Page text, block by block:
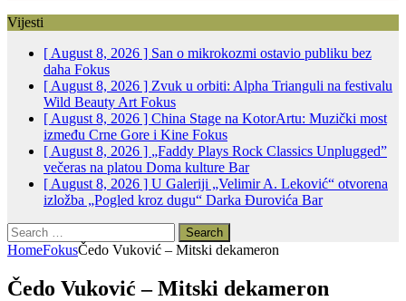
Vijesti
[ August 8, 2026 ] San o mikrokozmi ostavio publiku bez
daha Fokus
[ August 8, 2026 ] Zvuk u orbiti: Alpha Trianguli na festivalu
Wild Beauty Art Fokus
[ August 8, 2026 ] China Stage na KotorArtu: Muzički most
između Crne Gore i Kine Fokus
[ August 8, 2026 ] „Faddy Plays Rock Classics Unplugged”
večeras na platou Doma kulture Bar
[ August 8, 2026 ] U Galeriji „Velimir A. Leković“ otvorena
izložba „Pogled kroz dugu“ Darka Đurovića Bar
Search
for:
HomeFokusČedo Vuković – Mitski dekameron
Čedo Vuković – Mitski dekameron